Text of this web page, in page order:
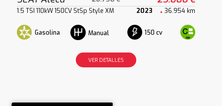
1.5 TSI 110kW 150CV StSp Style XM 2023 36.954 km
Gasolina Manual 150 cv
VER DETALLES